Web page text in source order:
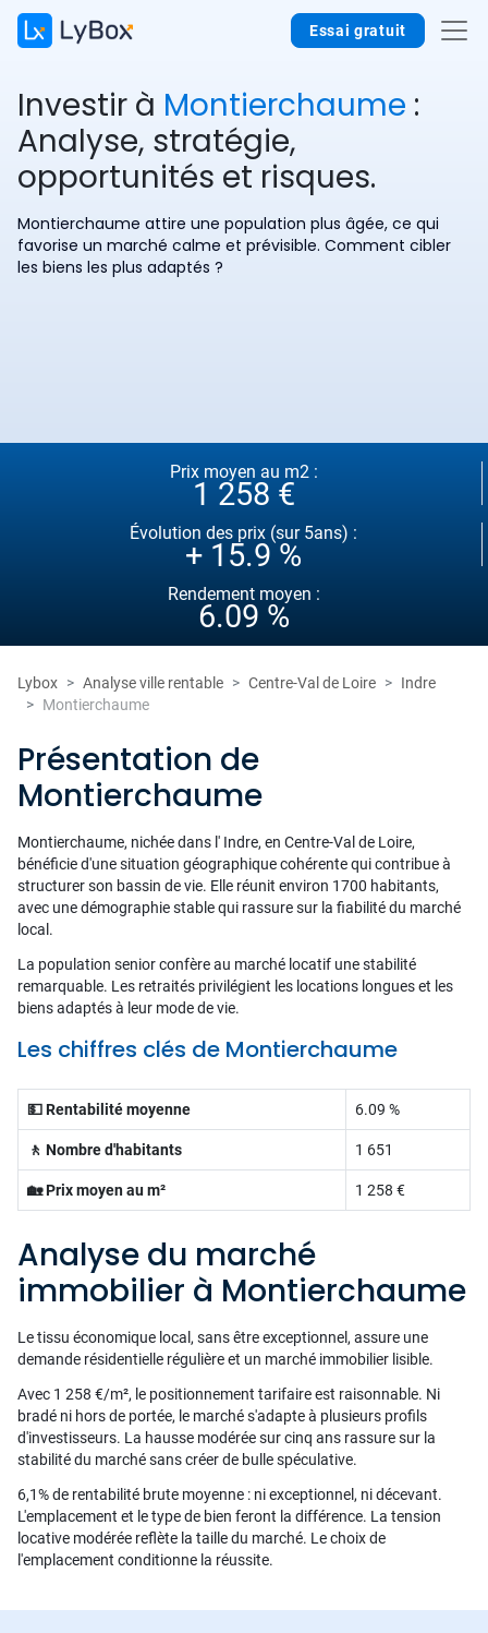
Essai gratuit
Investir à Montierchaume :
Analyse, stratégie,
opportunités et risques.
Montierchaume attire une population plus âgée, ce qui
favorise un marché calme et prévisible. Comment cibler
les biens les plus adaptés ?
Prix moyen au m2 :
1 258 €
Évolution des prix (sur 5ans) :
+ 15.9 %
Rendement moyen :
6.09 %
Lybox Analyse ville rentable Centre-Val de Loire
Indre
Montierchaume
Présentation de
Montierchaume
Montierchaume, nichée dans l' Indre, en Centre-Val de Loire,
bénéficie d'une situation géographique cohérente qui contribue à
structurer son bassin de vie. Elle réunit environ 1700 habitants,
avec une démographie stable qui rassure sur la fiabilité du marché
local.
La population senior confère au marché locatif une stabilité
remarquable. Les retraités privilégient les locations longues et les
biens adaptés à leur mode de vie.
Les chiffres clés de Montierchaume
💵 Rentabilité moyenne 6.09 %
🚶 Nombre d'habitants 1 651
🏡 Prix moyen au m² 1 258 €
Analyse du marché
immobilier à Montierchaume
Le tissu économique local, sans être exceptionnel, assure une
demande résidentielle régulière et un marché immobilier lisible.
Avec 1 258 €/m², le positionnement tarifaire est raisonnable. Ni
bradé ni hors de portée, le marché s'adapte à plusieurs profils
d'investisseurs. La hausse modérée sur cinq ans rassure sur la
stabilité du marché sans créer de bulle spéculative.
6,1% de rentabilité brute moyenne : ni exceptionnel, ni décevant.
L'emplacement et le type de bien feront la différence. La tension
locative modérée reflète la taille du marché. Le choix de
l'emplacement conditionne la réussite.